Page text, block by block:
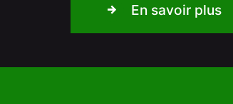
En savoir plus